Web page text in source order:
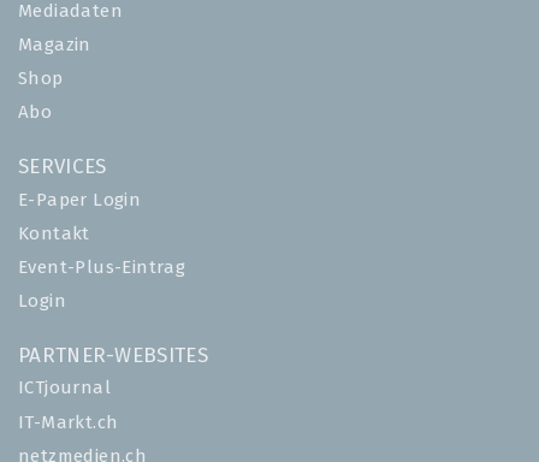
Mediadaten
Magazin
Shop
Abo
SERVICES
E-Paper Login
Kontakt
Event-Plus-Eintrag
Login
PARTNER-WEBSITES
ICTjournal
IT-Markt.ch
netzmedien.ch